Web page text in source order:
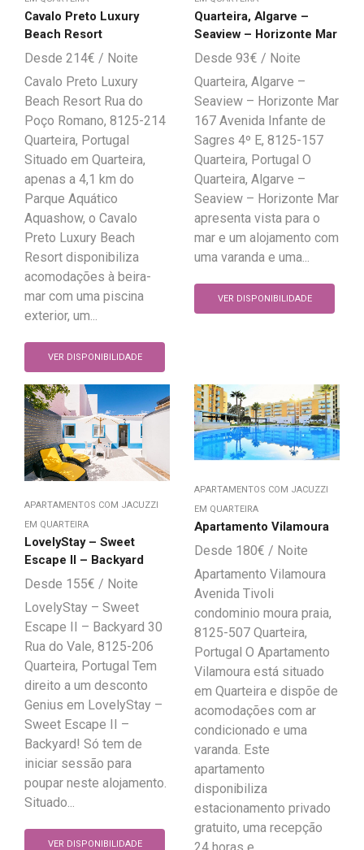
Cavalo Preto Luxury
Beach Resort
214€
Cavalo Preto Luxury
Beach Resort Rua do
Poço Romano, 8125-214
Quarteira, Portugal
Situado em Quarteira,
apenas a 4,1 km do
Parque Aquático
Aquashow, o Cavalo
Preto Luxury Beach
Resort disponibiliza
acomodações à beira-
mar com uma piscina
exterior, um...
VER DISPONIBILIDADE
Quarteira, Algarve –
Seaview – Horizonte Mar
93€
Quarteira, Algarve –
Seaview – Horizonte Mar
167 Avenida Infante de
Sagres 4º E, 8125-157
Quarteira, Portugal O
Quarteira, Algarve –
Seaview – Horizonte Mar
apresenta vista para o
mar e um alojamento com
uma varanda e uma...
VER DISPONIBILIDADE
APARTAMENTOS COM JACUZZI
EM QUARTEIRA
LovelyStay – Sweet
Escape II – Backyard
155€
LovelyStay – Sweet
Escape II – Backyard 30
Rua do Vale, 8125-206
Quarteira, Portugal Tem
direito a um desconto
Genius em LovelyStay –
Sweet Escape II –
Backyard! Só tem de
iniciar sessão para
poupar neste alojamento.
Situado...
VER DISPONIBILIDADE
APARTAMENTOS COM JACUZZI
EM QUARTEIRA
Apartamento Vilamoura
180€
Apartamento Vilamoura
Avenida Tivoli
condominio moura praia,
8125-507 Quarteira,
Portugal O Apartamento
Vilamoura está situado
em Quarteira e dispõe de
acomodações com ar
condicionado e uma
varanda. Este
apartamento
disponibiliza
estacionamento privado
gratuito, uma recepção